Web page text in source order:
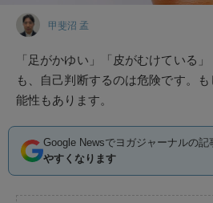
甲斐沼 孟
「足がかゆい」「皮がむけている
も、自己判断するのは危険です。
能性もあります。
Google Newsでヨガジャーナルの記
やすくなります